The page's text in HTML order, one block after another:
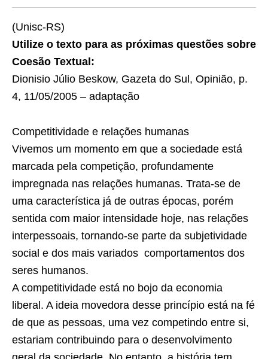
(Unisc-RS)
Utilize o texto para as próximas questões sobre
Coesão Textual:
Dionisio Júlio Beskow, Gazeta do Sul, Opinião, p.
4, 11/05/2005 – adaptação
Competitividade e relações humanas
Vivemos um momento em que a sociedade está
marcada pela competição, profundamente
impregnada nas relações humanas. Trata-se de
uma característica já de outras épocas, porém
sentida com maior intensidade hoje, nas relações
interpessoais, tornando-se parte da subjetividade
social e dos mais variados comportamentos dos
seres humanos.
A competitividade está no bojo da economia
liberal. A ideia movedora desse princípio está na fé
de que as pessoas, uma vez competindo entre si,
estariam contribuindo para o desenvolvimento